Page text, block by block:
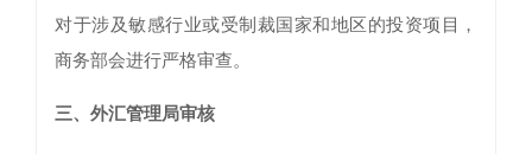
对于涉及敏感行业或受制裁国家和地区的投资项目，
商务部会进行严格审查。
三、 外汇管理局审核